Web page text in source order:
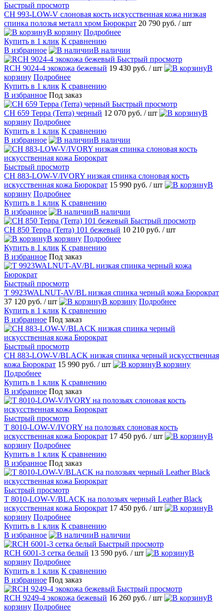
Быстрый просмотр
CH 993-LOW-V слоновая кость искусственная кожа низкая
спинка полозья металл хром Бюрократ 20 790 руб. / шт
В корзину Подробнее
Купить в 1 клик К сравнению
В избранное
В наличии
Быстрый просмотр
RCH 9024-4 экокожа бежевый 19 430 руб. / шт
В
корзину Подробнее
Купить в 1 клик К сравнению
В избранное Под заказ
Быстрый просмотр
CH 659 Терра (Terra) черный 12 070 руб. / шт
В
корзину Подробнее
Купить в 1 клик К сравнению
В избранное
В наличии
Быстрый просмотр
CH 883-LOW-V/IVORY низкая спинка слоновая кость
искусственная кожа Бюрократ 15 990 руб. / шт
В
корзину Подробнее
Купить в 1 клик К сравнению
В избранное
В наличии
Быстрый просмотр
CH 850 Терра (Terra) 101 бежевый 10 210 руб. / шт
В корзину Подробнее
Купить в 1 клик К сравнению
В избранное Под заказ
Быстрый просмотр
T 9923WALNUT-AV/BL низкая спинка черный кожа Бюрократ
37 120 руб. / шт В корзину Подробнее
Купить в 1 клик К сравнению
В избранное Под заказ
Быстрый просмотр
CH 883-LOW-V/BLACK низкая спинка черный искусственная
кожа Бюрократ 15 990 руб. / шт
В корзину
Подробнее
Купить в 1 клик К сравнению
В избранное Под заказ
Быстрый просмотр
T 8010-LOW-V/IVORY на полозьях слоновая кость
искусственная кожа Бюрократ 17 450 руб. / шт
В
корзину Подробнее
Купить в 1 клик К сравнению
В избранное Под заказ
Быстрый просмотр
T 8010-LOW-V/BLACK на полозьях черный Leather Black
искусственная кожа Бюрократ 17 450 руб. / шт
В
корзину Подробнее
Купить в 1 клик К сравнению
В избранное
В наличии
Быстрый просмотр
RCH 6001-3 сетка белый 13 590 руб. / шт
В
корзину Подробнее
Купить в 1 клик К сравнению
В избранное Под заказ
Быстрый просмотр
RCH 9249-4 экокожа бежевый 16 260 руб. / шт
В
корзину Подробнее